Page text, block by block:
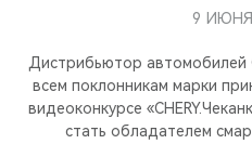
КРОССОВЕРЫ
КРЕДИТ И СТРАХОВАНИЕ
ЗАПЧАСТИ И АКСЕССУАРЫ
ПОДДЕРЖКА
О БРЕНДЕ
CHERY В СОЦСЕТЯХ
КРЕДИТ
МЫ В СОЦСЕТЯХ
9 ИЮНЯ
Дистрибьютор автомобилей
всем поклонникам марки
видеоконкурсе
стать обладателем